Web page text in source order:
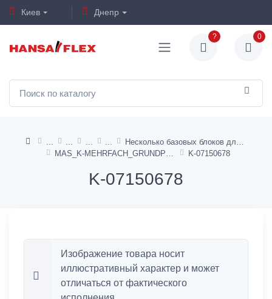
Киев Днепр
? 0
K-07150678
K-07150678
Изображение товара носит
иллюстративный характер и может
отличаться от фактического